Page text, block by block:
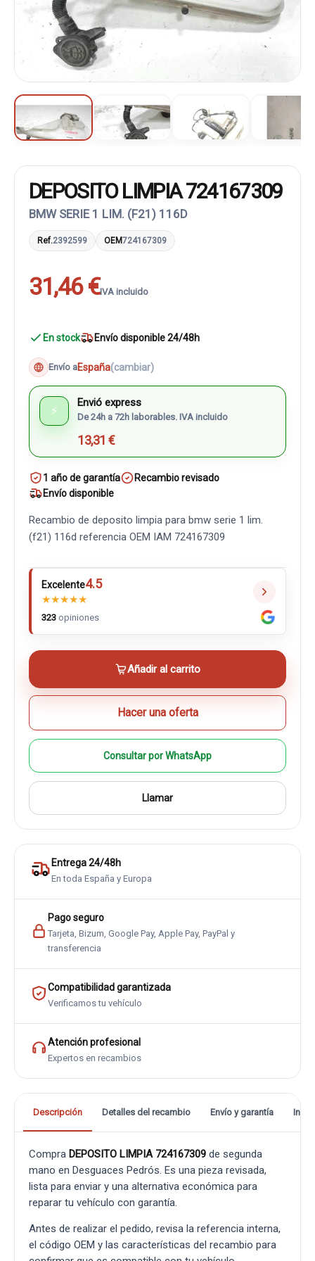
DEPOSITO LIMPIA 724167309
BMW SERIE 1 LIM. (F21) 116D
Ref.2392599 OEM724167309
31,46 €IVA incluido
En stock Envío disponible 24/48h
Envío aEspaña(cambiar)
⚡
Envió express
De 24h a 72h laborables. IVA incluido
13,31 €
1 año de garantía
Recambio revisado
Envío disponible
Recambio de deposito limpia para bmw serie 1 lim.
(f21) 116d referencia OEM IAM 724167309
Excelente4.5
★★★★★
323 opiniones
Añadir al carrito
Hacer una oferta
Consultar por WhatsApp
Llamar
Entrega 24/48h
En toda España y Europa
Pago seguro
Tarjeta, Bizum, Google Pay, Apple Pay, PayPal y
transferencia
Compatibilidad garantizada
Verificamos tu vehículo
Atención profesional
Expertos en recambios
Descripción Detalles del recambio Envío y garantía
Compra DEPOSITO LIMPIA 724167309 de segunda
mano en Desguaces Pedrós. Es una pieza revisada,
lista para enviar y una alternativa económica para
reparar tu vehículo con garantía.
Antes de realizar el pedido, revisa la referencia interna,
el código OEM y las características del recambio para